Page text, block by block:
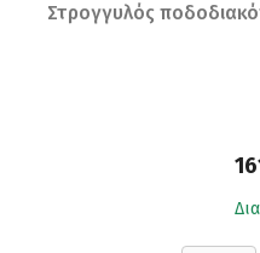
Στρογγυλός